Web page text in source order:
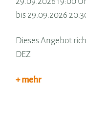
bis 29.09.2026
Dieses Angebot
DEZ
+ mehr